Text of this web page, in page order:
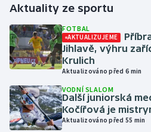
Golf
Gymnastika
Házená
Jezdectví
Aktuality ze sportu
FOTBAL
AKTUALIZUJEME
Jihlavě, výhru
Krulich
Aktualizováno před 6 min
VODNÍ SLALOM
Další juniorská
Kočířová je
Aktualizováno před 55 min